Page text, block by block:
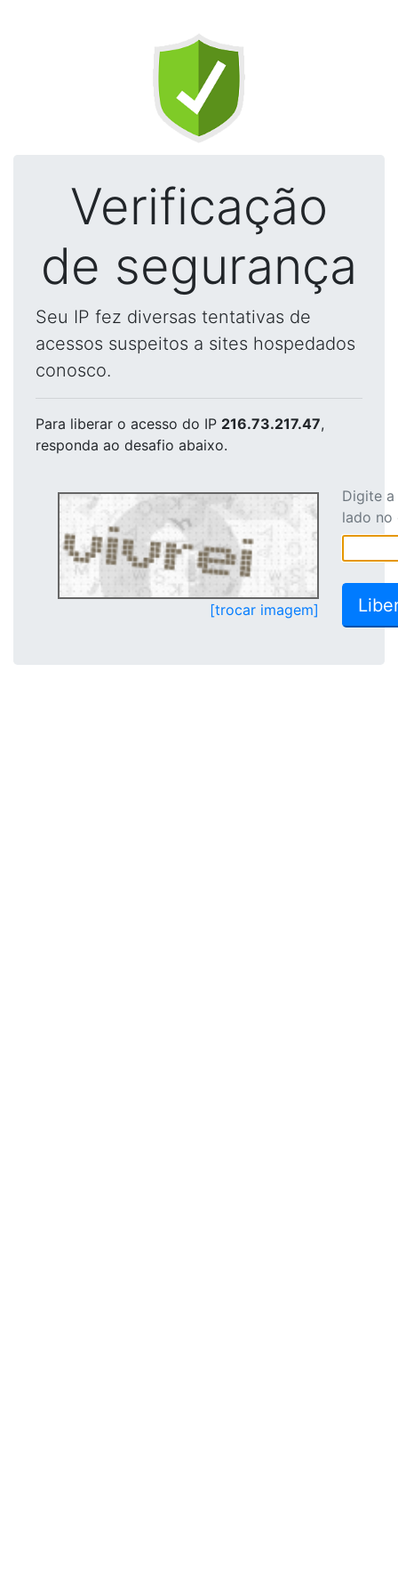
Verificação
de segurança
Seu IP fez diversas tentativas de
acessos suspeitos a sites hospedados
conosco.
Para liberar o acesso do IP 216.73.217.47,
responda ao desafio abaixo.
[trocar imagem]
Digite
lado no